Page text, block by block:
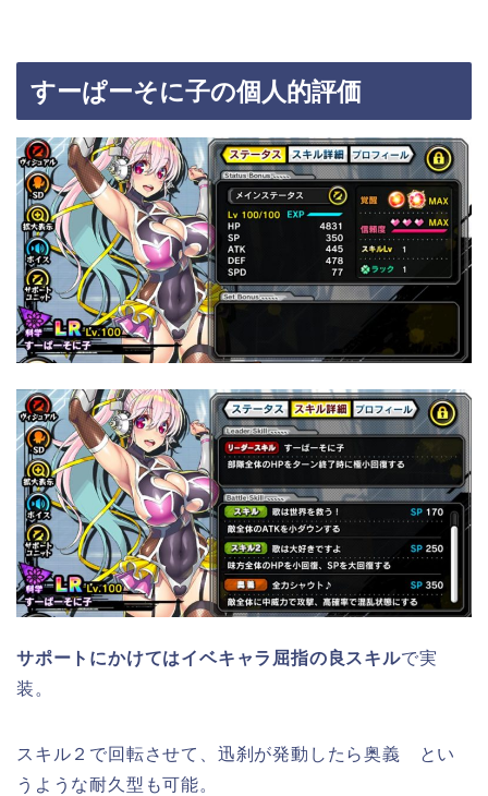
すーぱーそに子の個人的評価
サポートにかけてはイベキャラ屈指の良スキルで実
装。
スキル２で回転させて、迅刹が発動したら奥義 とい
うような耐久型も可能。